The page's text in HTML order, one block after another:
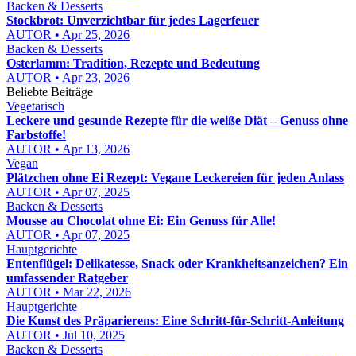
Backen & Desserts
Stockbrot: Unverzichtbar für jedes Lagerfeuer
AUTOR • Apr 25, 2026
Backen & Desserts
Osterlamm: Tradition, Rezepte und Bedeutung
AUTOR • Apr 23, 2026
Beliebte Beiträge
Vegetarisch
Leckere und gesunde Rezepte für die weiße Diät – Genuss ohne
Farbstoffe!
AUTOR • Apr 13, 2026
Vegan
Plätzchen ohne Ei Rezept: Vegane Leckereien für jeden Anlass
AUTOR • Apr 07, 2025
Backen & Desserts
Mousse au Chocolat ohne Ei: Ein Genuss für Alle!
AUTOR • Apr 07, 2025
Hauptgerichte
Entenflügel: Delikatesse, Snack oder Krankheitsanzeichen? Ein
umfassender Ratgeber
AUTOR • Mar 22, 2026
Hauptgerichte
Die Kunst des Präparierens: Eine Schritt-für-Schritt-Anleitung
AUTOR • Jul 10, 2025
Backen & Desserts